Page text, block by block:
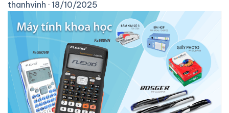
thanhvinh · 18/10/2025